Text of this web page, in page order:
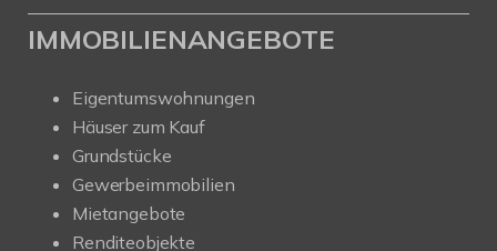
IMMOBILIENANGEBOTE
Eigentumswohnungen
Häuser zum Kauf
Grundstücke
Gewerbeimmobilien
Mietangebote
Renditeobjekte